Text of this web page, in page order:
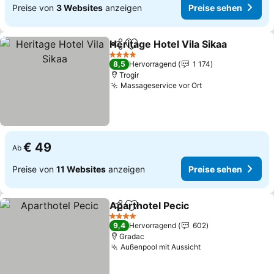
Preise von 3 Websites anzeigen Preise sehen
TeilenZu Favoriten hinzufügen
Heritage Hotel Vila Sikaa
4 Sterne
8,5 Hervorragend
1 174
Trogir
Massageservice vor OrtPreise sehen
Ab € 49
Preise von 11 Websites anzeigen Preise sehen
TeilenZu Favoriten hinzufügen
Aparthotel Pecic
4 Sterne
9,4 Hervorragend
602
Gradac
Außenpool mit AussichtPreise sehen